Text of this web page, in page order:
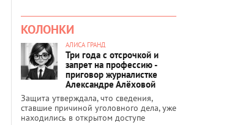
КОЛОНКИ
АЛИСА ГРАНД
Три года с отсрочкой и
запрет на профессию -
приговор журналистке
Александре Алёховой
Защита утверждала, что сведения,
ставшие причиной уголовного дела, уже
находились в открытом доступе